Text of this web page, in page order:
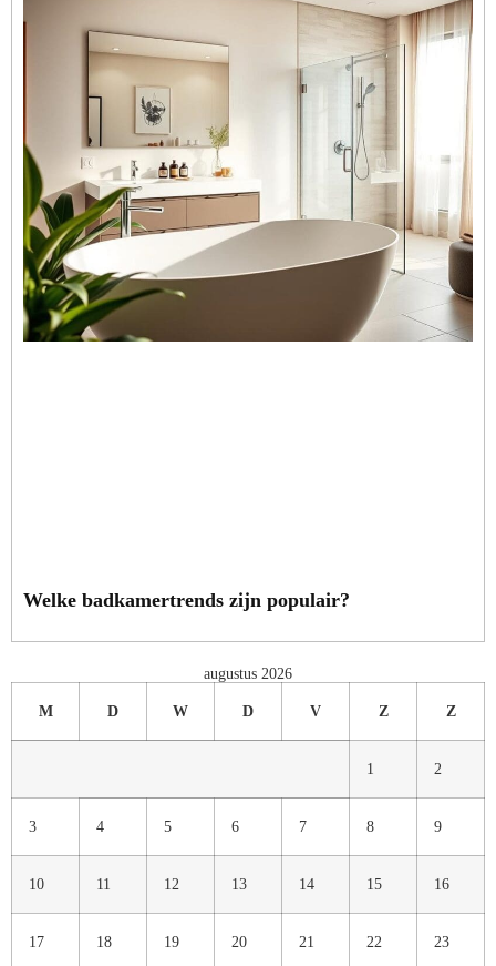
Welke badkamertrends zijn populair?
augustus 2026
M D W D V Z Z
1 2
3 4 5 6 7 8 9
10 11 12 13 14 15 16
17 18 19 20 21 22 23